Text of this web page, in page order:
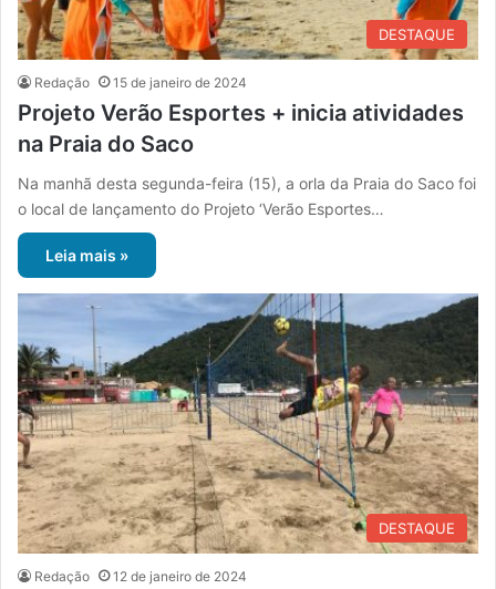
DESTAQUE
Redação 15 de janeiro de 2024
Projeto Verão Esportes + inicia atividades
na Praia do Saco
Na manhã desta segunda-feira (15), a orla da Praia do Saco foi
o local de lançamento do Projeto ‘Verão Esportes…
Leia mais »
DESTAQUE
Redação 12 de janeiro de 2024